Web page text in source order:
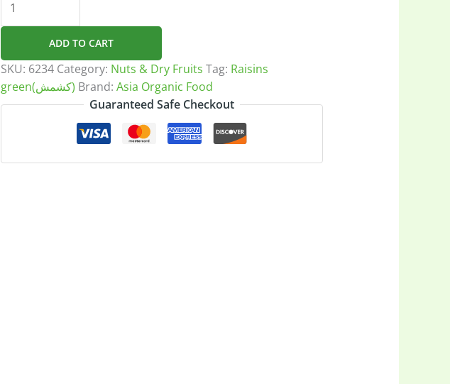
green(کشمش)
quantity
ADD TO CART
SKU: 6234 Category: Nuts & Dry Fruits Tag: Raisins
green(کشمش) Brand:Asia Organic Food
Guaranteed Safe Checkout